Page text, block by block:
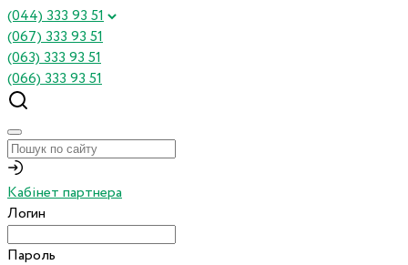
(044) 333 93 51
(067) 333 93 51
(063) 333 93 51
(066) 333 93 51
Кабінет партнера
Логин
Пароль